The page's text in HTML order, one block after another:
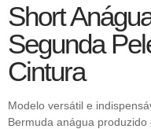
Short
Segunda
Cintura
Modelo versátil e
Bermuda anágua